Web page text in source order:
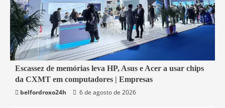
5 min read
Economia
Escassez de memórias leva HP, Asus e Acer a usar chips
da CXMT em computadores | Empresas
belfordroxo24h
6 de agosto de 2026